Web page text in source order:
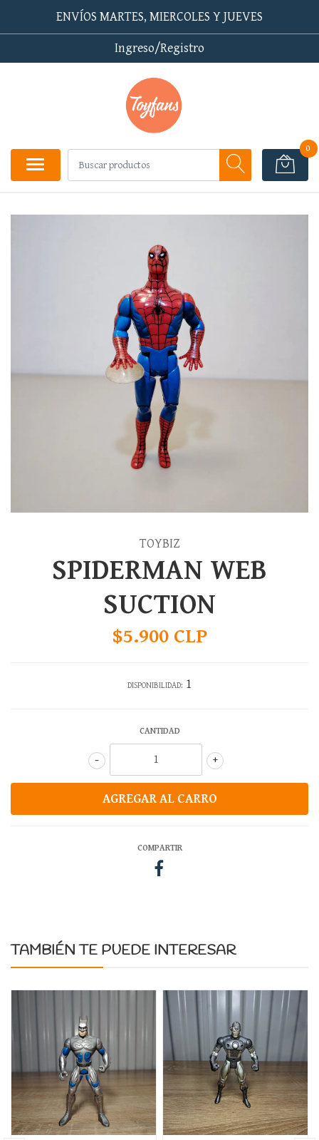
ENVÍOS MARTES, MIERCOLES Y JUEVES
Ingreso/Registro
0
TOYBIZ
SPIDERMAN WEB
SUCTION
$5.900 CLP
DISPONIBILIDAD: 1
CANTIDAD
+
-
COMPARTIR
TAMBIÉN TE PUEDE INTERESAR